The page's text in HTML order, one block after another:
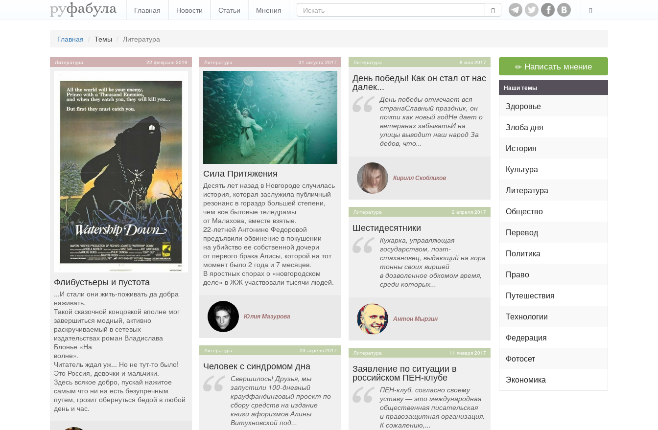
Главная Новости Статьи Мнения
Главная Темы Литература
Литература 22 февраля 2019
Флибустьеры и пустота
...И стали они жить-поживать да добра
наживать.
Такой сказочной концовкой вполне мог
завершиться модный, активно
раскручиваемый в сетевых
издательствах роман Владислава
Блонье «На
волне».
Читатель ждал уж... Но не тут-то было!
Это Россия, девочки и мальчики.
Здесь всякое добро, пускай нажитое
самым что ни на есть безупречным
путем, грозит обернуться бедой в любой
день и час.
Литература 31 августа 2017
Сила Притяжения
Десять лет назад в Новгороде случилась
история, которая заслужила публичный
резонанс в гораздо большей степени,
чем все бытовые теледрамы
от Малахова, вместе взятые.
22-летней Антонине Федоровой
предъявили обвинение в покушении
на убийство ее собственной дочери
от первого брака Алисы, которой на тот
момент было 2 года и 7 месяцев.
В яростных спорах о «новгородском
деле» в ЖЖ участвовали тысячи людей.
Юлия Мазурова
Литература 23 апреля 2017
Человек с синдромом дна
Свершилось! Друзья, мы
запустили 100-дневный
краудфандинговый проект по
сбору средств на издание
книги афоризмов Алины
Витухновской под...
Литература 8 мая 2017
День победы! Как он стал от нас
далек...
День победы отмечает вся
странаСлавный праздник, он
почти как новый годНе дает о
ветеранах забыватьИ на
улицы выводит наш народ За
дедов, что...
Кирилл Скобликов
Литература 2 апреля 2017
Шестидесятники
Кухарка, управляющая
государством, поэт-
стахановец, выдающий на гора
тонны своих виршей
в дозволенное обкомом время,
среди которых...
Антон Мырзин
Литература 11 января 2017
Заявление по ситуации в
российском ПЕН-клубе
ПЕН-клуб, согласно своему
уставу — это международная
общественная писательская
и правозащитная организация.
К сожалению,...
Написать мнение
Наши темы
Здоровье
Злоба дня
История
Культура
Литература
Общество
Перевод
Политика
Право
Путешествия
Технологии
Федерация
Фотосет
Экономика